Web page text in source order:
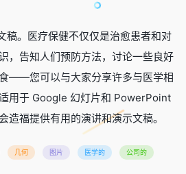
。医疗保健不仅仅是治愈患者和对
，告知人们预防方法，讨论一些良好
——您可以与大家分享许多与医学相
用于 Google 幻灯片和 PowerPoint
造福提供有用的演讲和演示文稿。
几何 图片 医学的 公司的